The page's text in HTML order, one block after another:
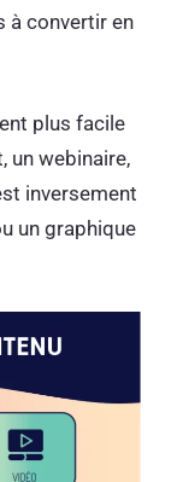
à convertir en
plus facile
un webinaire,
inversement
un graphique